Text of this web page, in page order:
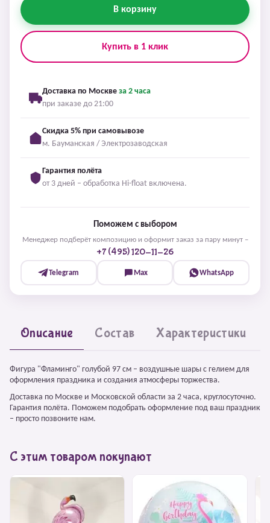
В корзину
Купить в 1 клик
Доставка по Москве за 2 часа
при заказе до 21:00
Скидка 5% при самовывозе
м. Бауманская / Электрозаводская
Гарантия полёта
от 3 дней – обработка Hi-float включена.
Поможем с выбором
Менеджер подберёт композицию и оформит заказ за пару минут –
+7 (495) 120-11-26
Telegram Max WhatsApp
Описание Состав Характеристики
Фигура "Фламинго" голубой 97 см – воздушные шары с гелием для
оформления праздника и создания атмосферы торжества.
Доставка по Москве и Московской области за 2 часа, круглосуточно.
Гарантия полёта. Поможем подобрать оформление под ваш праздник
– просто позвоните нам.
С этим товаром покупают